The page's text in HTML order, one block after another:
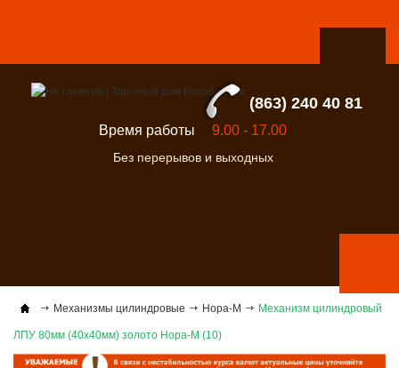
(863) 240 40 81
Время работы 9.00 - 17.00
Без перерывов и выходных
Механизмы цилиндровые Нора-М Механизм цилиндровый
ЛПУ 80мм (40х40мм) золото Нора-М (10)